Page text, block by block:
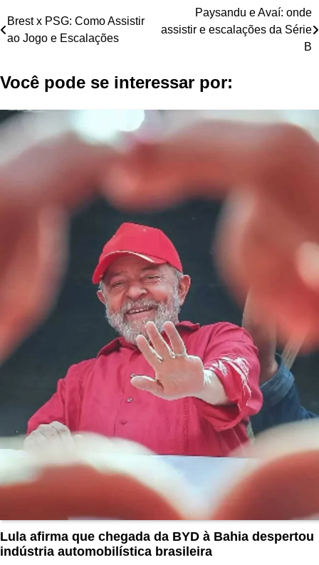
Navegação
de
Brest x PSG: Como Assistir
ao Jogo e Escalações
Paysandu e Avaí: onde
assistir e escalações da Série
B
Você pode se interessar por:
Lula afirma que chegada da BYD à Bahia despertou
indústria automobilística brasileira